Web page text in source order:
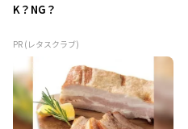
K？NG？
PR (レタスクラブ)